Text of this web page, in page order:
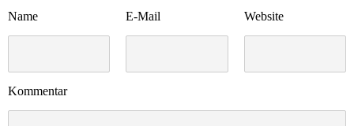
Name E-Mail Website
Kommentar